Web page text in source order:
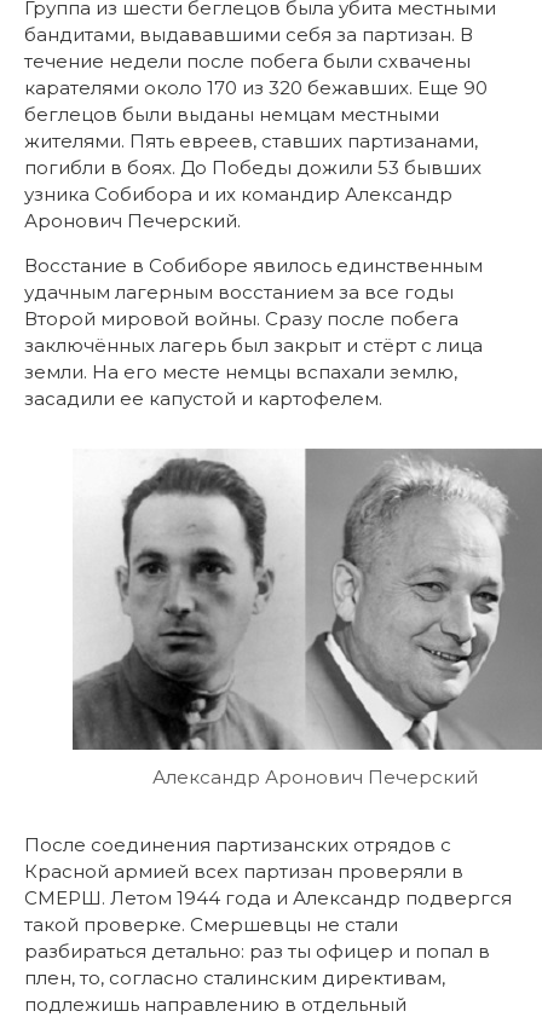
Группа из шести беглецов была убита местными
бандитами, выдававшими себя за партизан. В
течение недели после побега были схвачены
карателями около 170 из 320 бежавших. Еще 90
беглецов были выданы немцам местными
жителями. Пять евреев, ставших партизанами,
погибли в боях. До Победы дожили 53 бывших
узника Собибора и их командир Александр
Аронович Печерский.
Восстание в Собиборе явилось единственным
удачным лагерным восстанием за все годы
Второй мировой войны. Сразу после побега
заключённых лагерь был закрыт и стёрт с лица
земли. На его месте немцы вспахали землю,
засадили ее капустой и картофелем.
Александр Аронович Печерский
После соединения партизанских отрядов с
Красной армией всех партизан проверяли в
СМЕРШ. Летом 1944 года и Александр подвергся
такой проверке. Смершевцы не стали
разбираться детально: раз ты офицер и попал в
плен, то, согласно сталинским директивам,
подлежишь направлению в отдельный